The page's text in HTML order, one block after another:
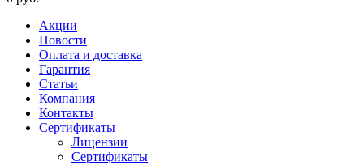
Акции
Новости
Оплата и доставка
Гарантия
Статьи
Компания
Контакты
Сертификаты
Лицензии
Сертификаты